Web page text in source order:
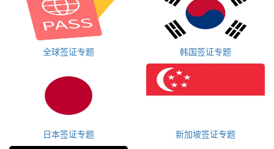
全球签证专题 韩国签证专题
日本签证专题 新加坡签证专题